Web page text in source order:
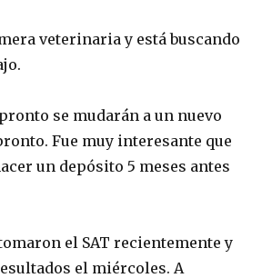
veterinaria y está buscando
se mudarán a un nuevo
Fue muy interesante que
un depósito 5 meses antes
el SAT recientemente y
el miércoles. A